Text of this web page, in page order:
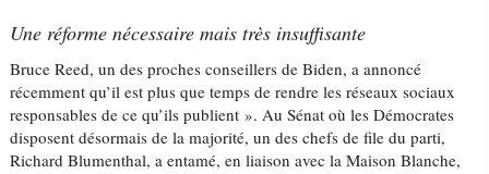
Une réforme nécessaire mais très insuffisante
Bruce Reed, un des proches conseillers de Biden, a annoncé
récemment qu’il est plus que temps de rendre les réseaux sociaux
responsables de ce qu’ils publient ». Au Sénat où les Démocrates
disposent désormais de la majorité, un des chefs de file du parti,
Richard Blumenthal, a entamé, en liaison avec la Maison Blanche,